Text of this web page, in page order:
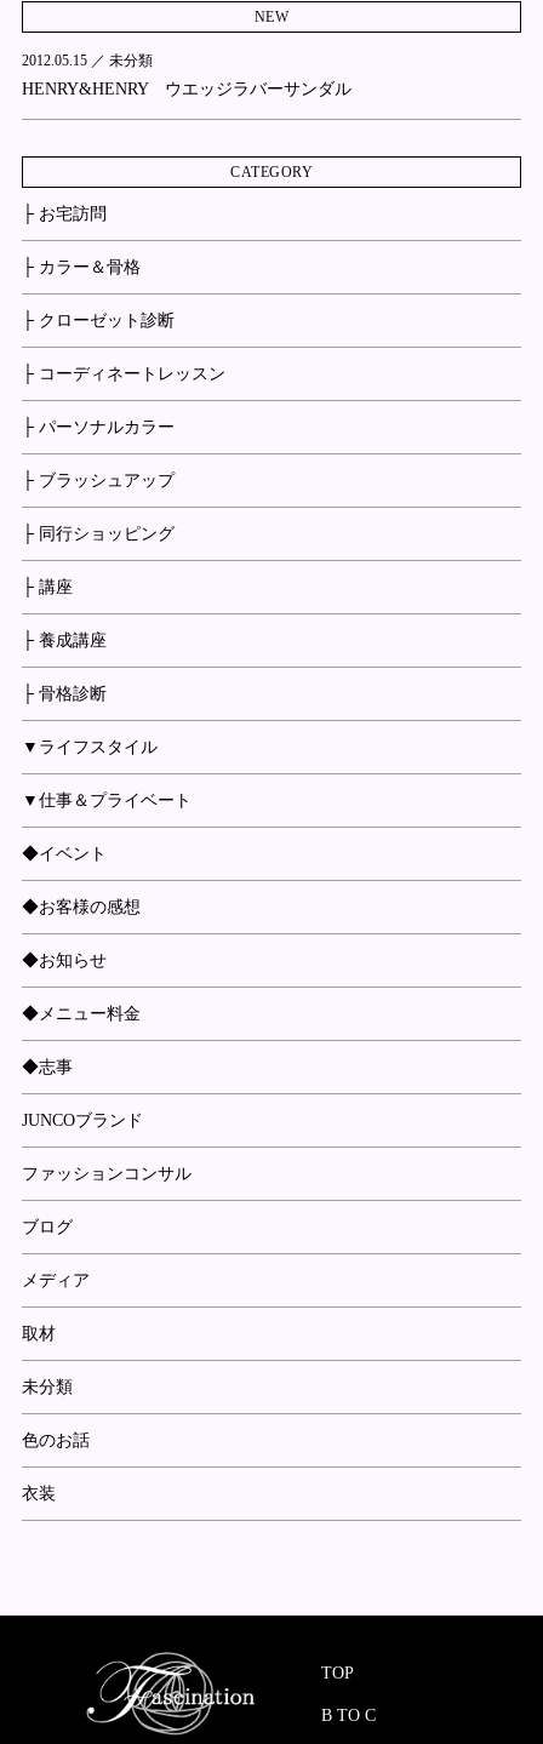
NEW
2012.05.15 ／ 未分類
HENRY&HENRY ウエッジラバーサンダル
CATEGORY
├ お宅訪問
├ カラー＆骨格
├ クローゼット診断
├ コーディネートレッスン
├ パーソナルカラー
├ ブラッシュアップ
├ 同行ショッピング
├ 講座
├ 養成講座
├ 骨格診断
▼ライフスタイル
▼仕事＆プライベート
◆イベント
◆お客様の感想
◆お知らせ
◆メニュー料金
◆志事
JUNCOブランド
ファッションコンサル
ブログ
メディア
取材
未分類
色のお話
衣装
TOP
B TO C